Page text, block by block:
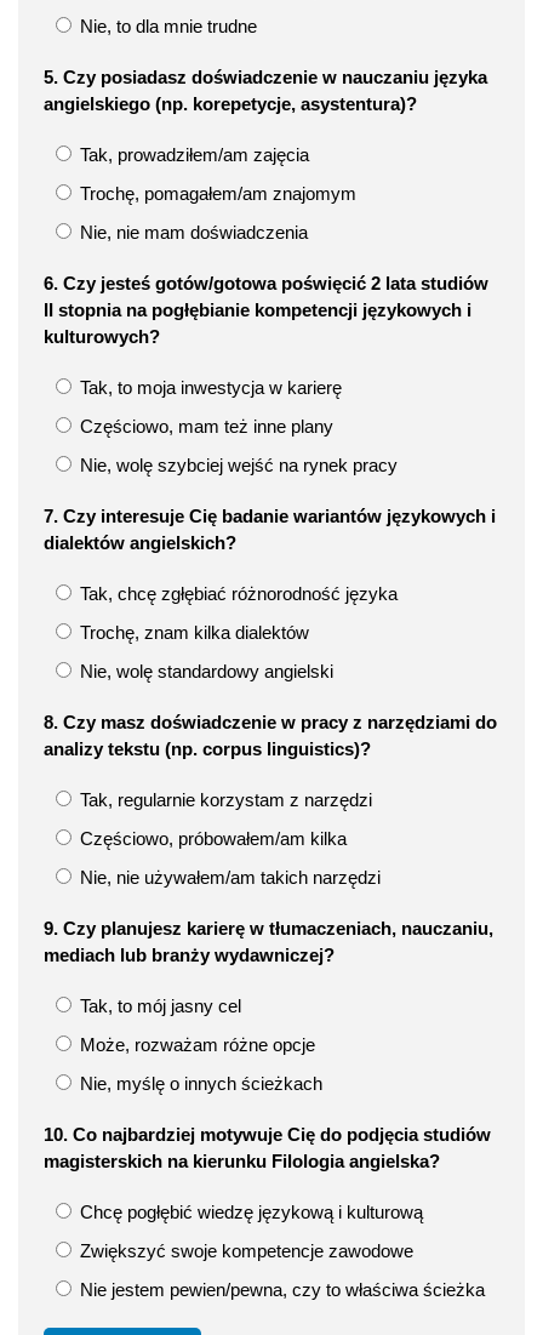
Nie, to dla mnie trudne
5. Czy posiadasz doświadczenie w nauczaniu języka
angielskiego (np. korepetycje, asystentura)?
Tak, prowadziłem/am zajęcia
Trochę, pomagałem/am znajomym
Nie, nie mam doświadczenia
6. Czy jesteś gotów/gotowa poświęcić 2 lata studiów
II stopnia na pogłębianie kompetencji językowych i
kulturowych?
Tak, to moja inwestycja w karierę
Częściowo, mam też inne plany
Nie, wolę szybciej wejść na rynek pracy
7. Czy interesuje Cię badanie wariantów językowych i
dialektów angielskich?
Tak, chcę zgłębiać różnorodność języka
Trochę, znam kilka dialektów
Nie, wolę standardowy angielski
8. Czy masz doświadczenie w pracy z narzędziami do
analizy tekstu (np. corpus linguistics)?
Tak, regularnie korzystam z narzędzi
Częściowo, próbowałem/am kilka
Nie, nie używałem/am takich narzędzi
9. Czy planujesz karierę w tłumaczeniach, nauczaniu,
mediach lub branży wydawniczej?
Tak, to mój jasny cel
Może, rozważam różne opcje
Nie, myślę o innych ścieżkach
10. Co najbardziej motywuje Cię do podjęcia studiów
magisterskich na kierunku Filologia angielska?
Chcę pogłębić wiedzę językową i kulturową
Zwiększyć swoje kompetencje zawodowe
Nie jestem pewien/pewna, czy to właściwa ścieżka